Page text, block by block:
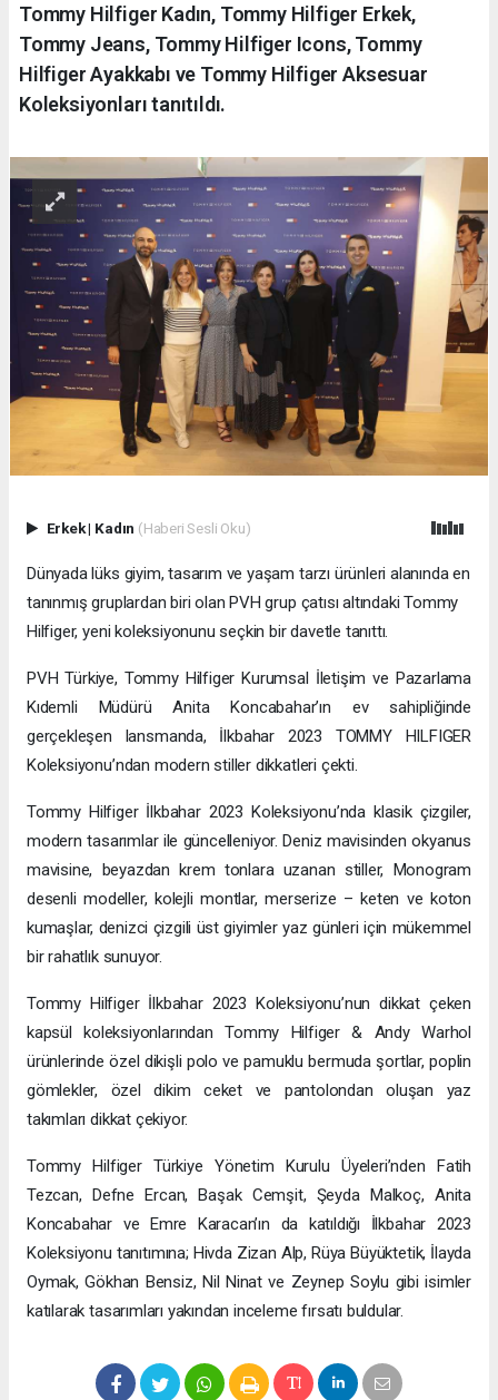
Tommy Hilfiger Kadın, Tommy Hilfiger Erkek,
Tommy Jeans, Tommy Hilfiger Icons, Tommy
Hilfiger Ayakkabı ve Tommy Hilfiger Aksesuar
Koleksiyonları tanıtıldı.
Erkek| Kadın (Haberi Sesli Oku)
Dünyada lüks giyim, tasarım ve yaşam tarzı ürünleri alanında en
tanınmış gruplardan biri olan PVH grup çatısı altındaki Tommy
Hilfiger, yeni koleksiyonunu seçkin bir davetle tanıttı.
PVH Türkiye, Tommy Hilfiger Kurumsal İletişim ve Pazarlama
Kıdemli Müdürü Anita Koncabahar’ın ev sahipliğinde
gerçekleşen lansmanda, İlkbahar 2023 TOMMY HILFIGER
Koleksiyonu’ndan modern stiller dikkatleri çekti.
Tommy Hilfiger İlkbahar 2023 Koleksiyonu’nda klasik çizgiler,
modern tasarımlar ile güncelleniyor. Deniz mavisinden okyanus
mavisine, beyazdan krem tonlara uzanan stiller, Monogram
desenli modeller, kolejli montlar, merserize – keten ve koton
kumaşlar, denizci çizgili üst giyimler yaz günleri için mükemmel
bir rahatlık sunuyor.
Tommy Hilfiger İlkbahar 2023 Koleksiyonu’nun dikkat çeken
kapsül koleksiyonlarından Tommy Hilfiger & Andy Warhol
ürünlerinde özel dikişli polo ve pamuklu bermuda şortlar, poplin
gömlekler, özel dikim ceket ve pantolondan oluşan yaz
takımları dikkat çekiyor.
Tommy Hilfiger Türkiye Yönetim Kurulu Üyeleri’nden Fatih
Tezcan, Defne Ercan, Başak Cemşit, Şeyda Malkoç, Anita
Koncabahar ve Emre Karacan’ın da katıldığı İlkbahar 2023
Koleksiyonu tanıtımına; Hivda Zizan Alp, Rüya Büyüktetik, İlayda
Oymak, Gökhan Bensiz, Nil Ninat ve Zeynep Soylu gibi isimler
katılarak tasarımları yakından inceleme fırsatı buldular.